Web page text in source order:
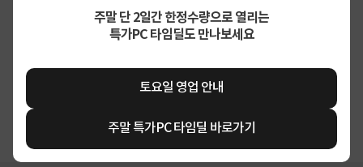
주말 단 2일간 한정수량으로 열리는
특가PC 타임딜도 만나보세요
토요일 영업 안내
주말 특가PC 타임딜 바로가기